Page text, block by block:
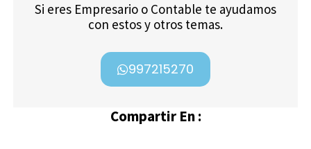
Si eres Empresario o Contable te ayudamos
con estos y otros temas.
997215270
Compartir En :